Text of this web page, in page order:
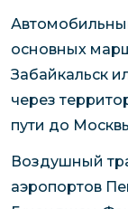
основных
Забайкальск
через
пути до
Воздушный
аэропортов